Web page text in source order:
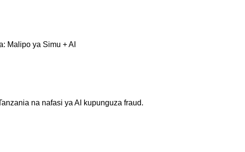
Malipo ya Simu + AI
na nafasi ya AI kupunguza fraud.